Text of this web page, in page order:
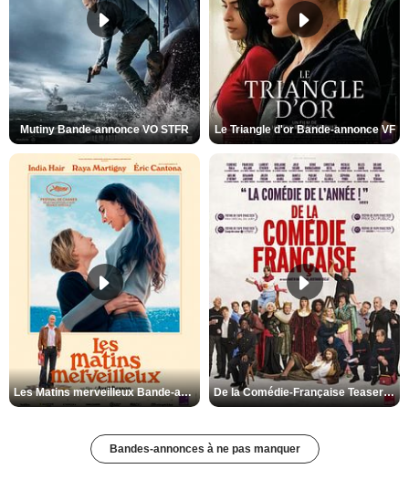
Mutiny Bande-annonce VO STFR Le Triangle d'or Bande-annonce VF
Les Matins merveilleux Bande-annonce VF De la Comédie-Française Teaser VF
Bandes-annonces à ne pas manquer